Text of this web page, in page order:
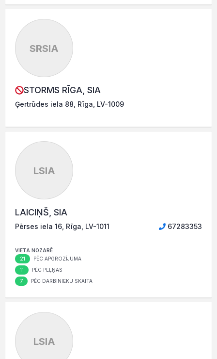
SRSIA
STORMS RĪGA, SIA
Ģertrūdes iela 88, Rīga, LV-1009
LSIA
LAICIŅŠ, SIA
Pērses iela 16, Rīga, LV-1011 67283353
VIETA NOZARĒ
21 PĒC APGROZĪJUMA
11 PĒC PEĻŅAS
7 PĒC DARBINIEKU SKAITA
LSIA